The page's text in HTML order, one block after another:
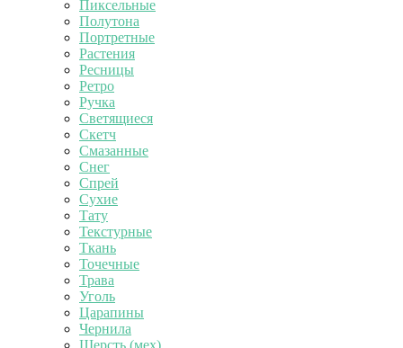
Пиксельные
Полутона
Портретные
Растения
Ресницы
Ретро
Ручка
Светящиеся
Скетч
Смазанные
Снег
Спрей
Сухие
Тату
Текстурные
Ткань
Точечные
Трава
Уголь
Царапины
Чернила
Шерсть (мех)